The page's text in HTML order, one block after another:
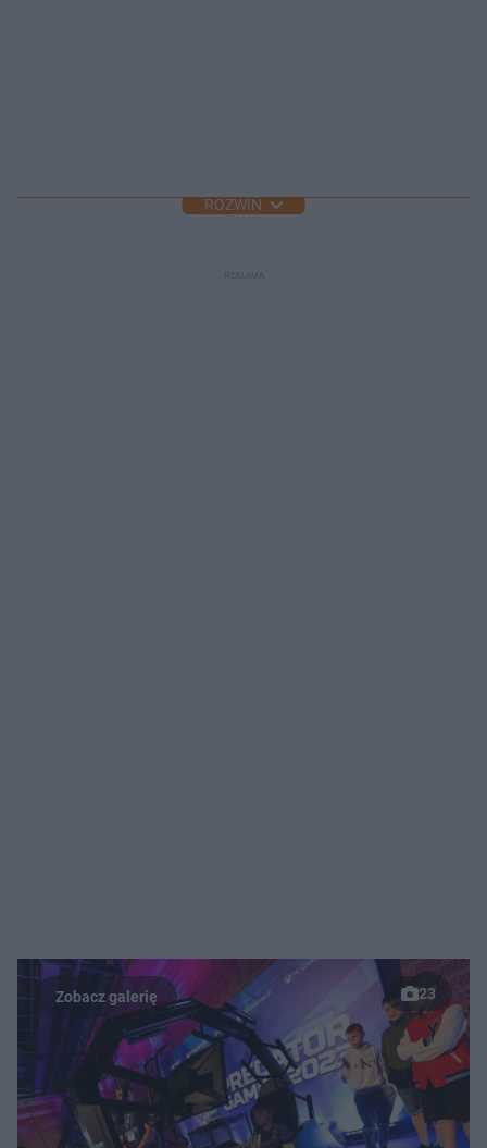
ROZWIŃ
23